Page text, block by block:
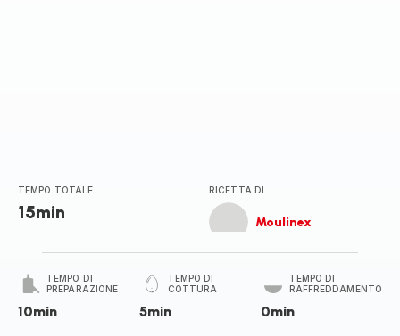
TEMPO TOTALE
15min
RICETTA DI
Moulinex
TEMPO DI
PREPARAZIONE
10min
TEMPO DI
COTTURA
5min
TEMPO DI
RAFFREDDAMENTO
0min